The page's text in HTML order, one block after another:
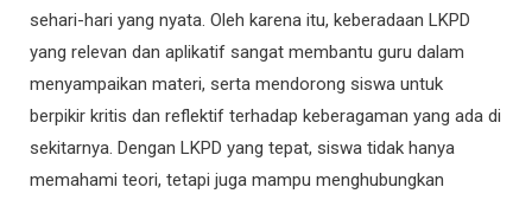
sehari-hari yang nyata. Oleh karena itu, keberadaan LKPD
yang relevan dan aplikatif sangat membantu guru dalam
menyampaikan materi, serta mendorong siswa untuk
berpikir kritis dan reflektif terhadap keberagaman yang ada di
sekitarnya. Dengan LKPD yang tepat, siswa tidak hanya
memahami teori, tetapi juga mampu menghubungkan